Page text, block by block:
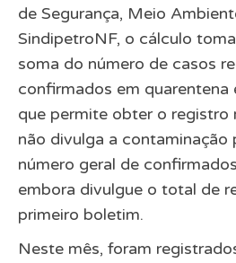
de Segurança, Meio
SindipetroNF, o cálculo
soma do número de casos
confirmados em quarentena
que permite obter o registro
não divulga a contaminação
número geral de
embora divulgue o total de
primeiro boletim.
Neste mês, foram